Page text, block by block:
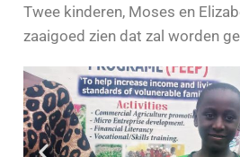
Twee kinderen, Moses en
zaaigoed zien dat zal worden